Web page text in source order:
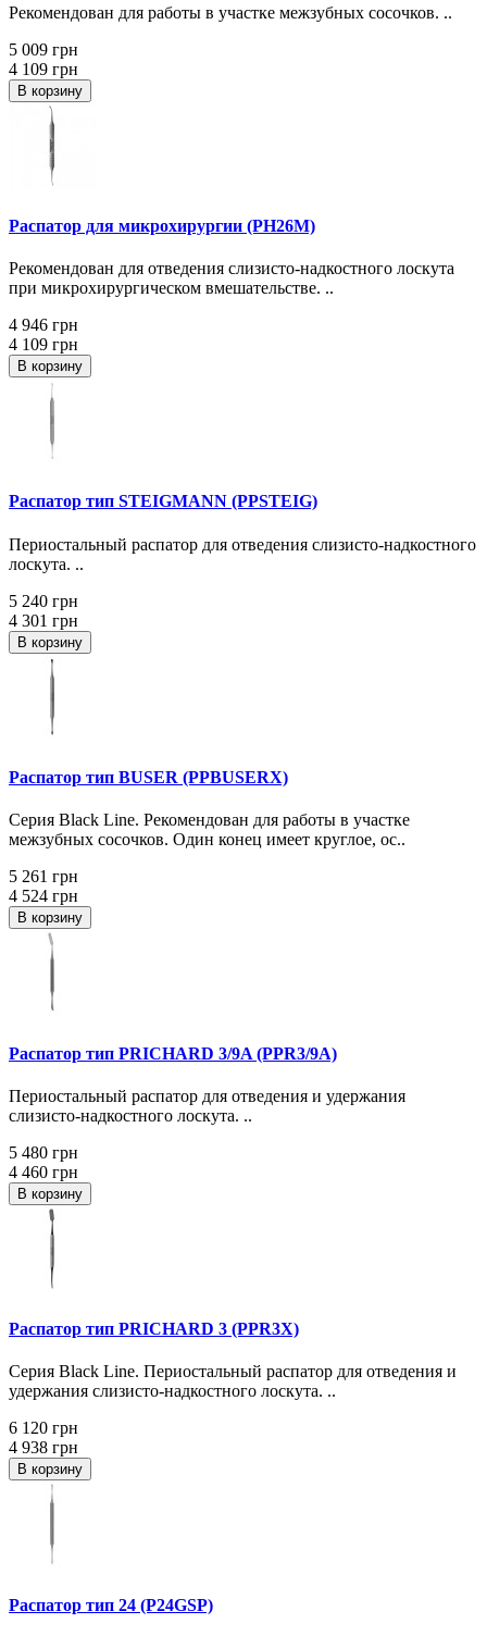
Рекомендован для работы в участке межзубных сосочков. ..
5 009 грн
4 109 грн
В корзину
Распатор для микрохирургии (PH26M)
Рекомендован для отведения слизисто-надкостного лоскута
при микрохирургическом вмешательстве. ..
4 946 грн
4 109 грн
В корзину
Распатор тип STEIGMANN (PPSTEIG)
Периостальный распатор для отведения слизисто-надкостного
лоскута. ..
5 240 грн
4 301 грн
В корзину
Распатор тип BUSER (PPBUSERX)
Серия Black Line. Рекомендован для работы в участке
межзубных сосочков. Один конец имеет круглое, ос..
5 261 грн
4 524 грн
В корзину
Распатор тип PRICHARD 3/9A (PPR3/9A)
Периостальный распатор для отведения и удержания
слизисто-надкостного лоскута. ..
5 480 грн
4 460 грн
В корзину
Распатор тип PRICHARD 3 (PPR3X)
Серия Black Line. Периостальный распатор для отведения и
удержания слизисто-надкостного лоскута. ..
6 120 грн
4 938 грн
В корзину
Распатор тип 24 (P24GSP)